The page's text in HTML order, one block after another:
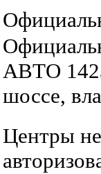
АВТО
шоссе,
Центры